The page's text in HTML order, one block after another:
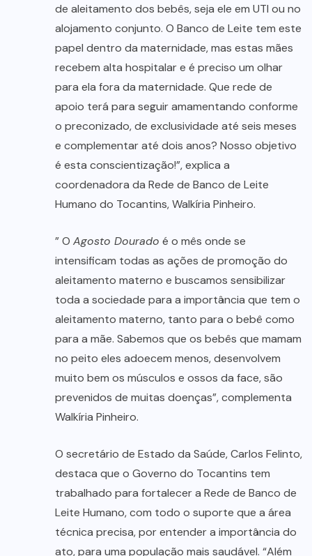
de aleitamento dos bebês, seja ele em UTI ou no
alojamento conjunto. O Banco de Leite tem este
papel dentro da maternidade, mas estas mães
recebem alta hospitalar e é preciso um olhar
para ela fora da maternidade. Que rede de
apoio terá para seguir amamentando conforme
o preconizado, de exclusividade até seis meses
e complementar até dois anos? Nosso objetivo
é esta conscientização!”, explica a
coordenadora da Rede de Banco de Leite
Humano do Tocantins, Walkíria Pinheiro.
” O Agosto Dourado é o mês onde se
intensificam todas as ações de promoção do
aleitamento materno e buscamos sensibilizar
toda a sociedade para a importância que tem o
aleitamento materno, tanto para o bebê como
para a mãe. Sabemos que os bebês que mamam
no peito eles adoecem menos, desenvolvem
muito bem os músculos e ossos da face, são
prevenidos de muitas doenças”, complementa
Walkíria Pinheiro.
O secretário de Estado da Saúde, Carlos Felinto,
destaca que o Governo do Tocantins tem
trabalhado para fortalecer a Rede de Banco de
Leite Humano, com todo o suporte que a área
técnica precisa, por entender a importância do
ato, para uma população mais saudável. “Além